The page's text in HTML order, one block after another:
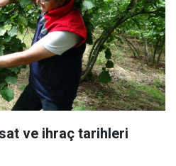
ve ihraç tarihleri